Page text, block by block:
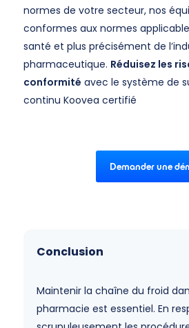
normes de votre secteur, nos
conformes aux normes
santé et plus précisément de
pharmaceutique. Réduisez les
conformité avec le système de
continu Koovea certifié
Demander une
Conclusion
Maintenir la chaîne du froid
pharmacie est essentiel. En